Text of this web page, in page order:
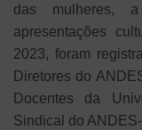
das mulheres,
apresentações
2023, foram
Diretores do
Docentes da
Sindical do